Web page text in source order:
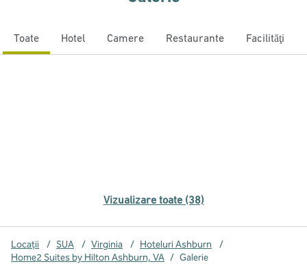
Toate Hotel Camere Restaurante Facilităţi
Vizualizare toate (38)
Locații / SUA / Virginia / Hoteluri Ashburn
/
Home2 Suites by Hilton Ashburn, VA / Galerie